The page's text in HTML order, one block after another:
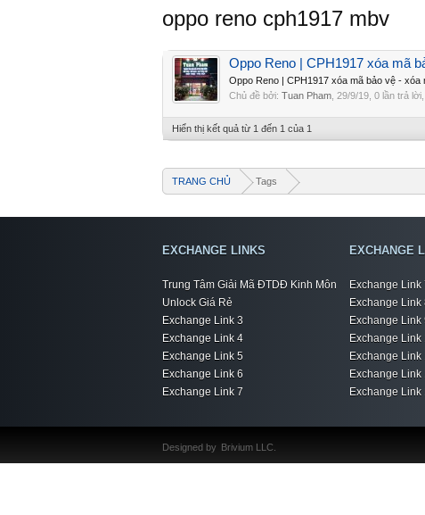
oppo reno cph1917 mbv
Oppo Reno | CPH1917 xóa mã
Oppo Reno | CPH1917 xóa mã bảo vệ -
Chủ đề bởi: Tuan Pham 29/9/19 , 0 lần trả
Hiển thị kết quả từ 1 đến 1 của 1
TRANG CHỦ Tags
EXCHANGE LINKS
Trung Tâm Giải Mã ĐTDĐ Kinh Môn
Unlock Giá Rẻ
Exchange Link 3
Exchange Link 4
Exchange Link 5
Exchange Link 6
Exchange Link 7
EXCHANGE
Exchange Link
Exchange Link
Exchange Link
Exchange Link
Exchange Link
Exchange Link
Exchange Link
Designed by Brivium LLC.